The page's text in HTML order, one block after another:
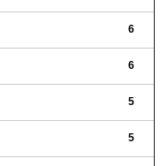
6
6
5
5